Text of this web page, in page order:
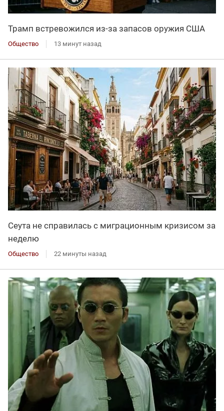
Трамп встревожился из-за запасов оружия США
Общество 13 минут назад
Сеута не справилась с миграционным кризисом за
неделю
Общество 22 минуты назад